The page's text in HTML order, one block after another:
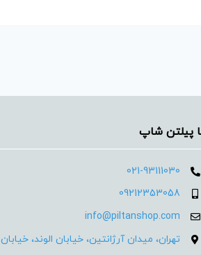
پیلتن شاپ
021-93111030
09212353058
info@piltanshop.com
تهران، میدان آرژانتین، خیابان الوند، خیابان 35، پلاک 15